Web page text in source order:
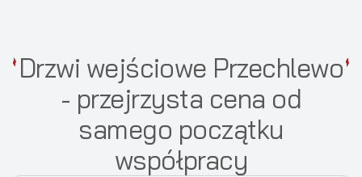
Drzwi wejściowe Przechlewo
- przejrzysta cena od
samego początku
współpracy